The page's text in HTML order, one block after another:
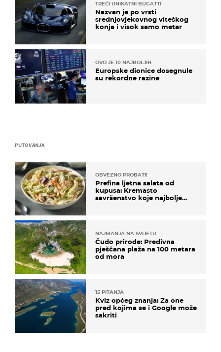
PUTOVANJA
OBVEZNO PROBATI!
Prefina ljetna salata od
kupusa: Kremasto
savršenstvo koje najbolje
NAJMANJA NA SVIJETU
Čudo prirode: Predivna
pješčana plaža na 100 metara
od mora
15 PITANJA
Kviz općeg znanja: Za one
pred kojima se i Google može
sakriti
TREĆI UNIKATNI BUGATTI
Nazvan je po vrsti
srednjovjekovnog viteškog
konja i visok samo metar
OVO JE 10 NAJBOLJIH
Europske dionice dosegnule
su rekordne razine